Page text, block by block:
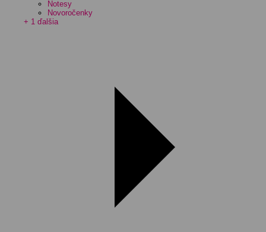
Notesy
Novoročenky
+ 1 ďalšia